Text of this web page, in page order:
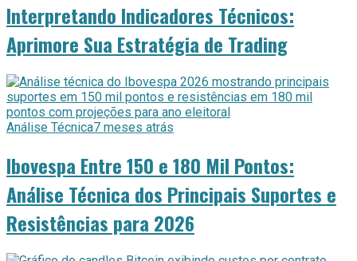
Interpretando Indicadores Técnicos:
Aprimore Sua Estratégia de Trading
Análise Técnica7 meses atrás
Ibovespa Entre 150 e 180 Mil Pontos:
Análise Técnica dos Principais Suportes e
Resistências para 2026